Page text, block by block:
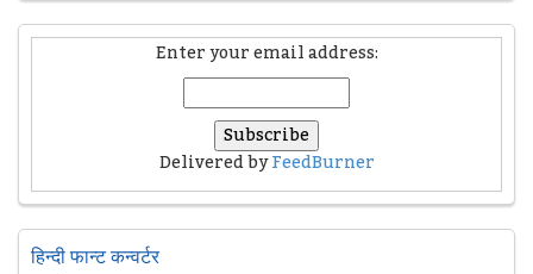
Enter your email address:
Delivered byFeedBurner
हिन्दी फान्ट कन्वर्टर